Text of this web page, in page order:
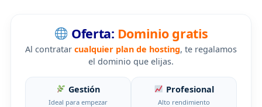
Oferta: Dominio gratis
Al contratar cualquier plan de hosting, te regalamos
el dominio que elijas.
Gestión
Ideal para empezar
Profesional
Alto rendimiento